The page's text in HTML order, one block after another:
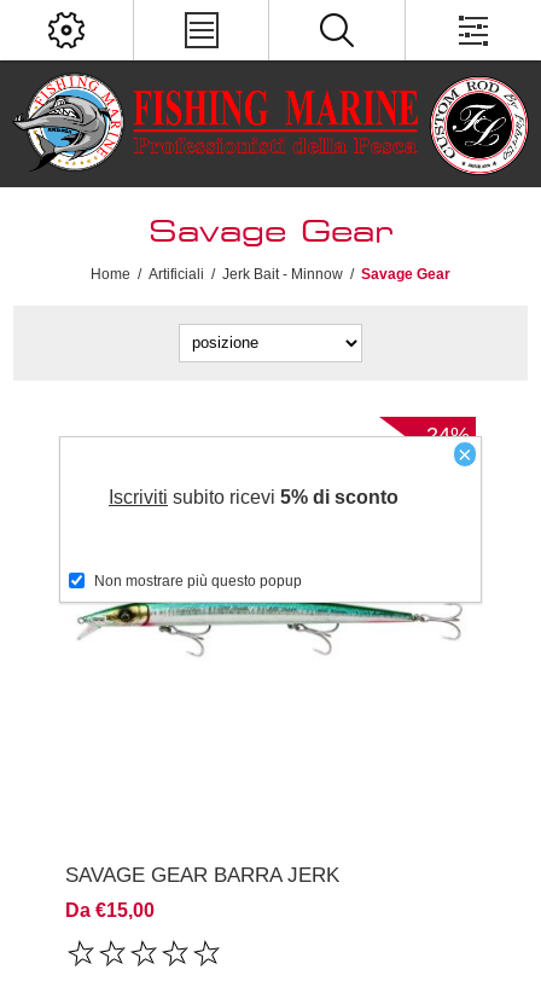
Savage Gear
Home / Artificiali / Jerk Bait - Minnow / Savage Gear
-24%
SAVAGE GEAR BARRA JERK
Da €15,00
×
Iscriviti subito ricevi 5% di sconto
Non mostrare più questo popup